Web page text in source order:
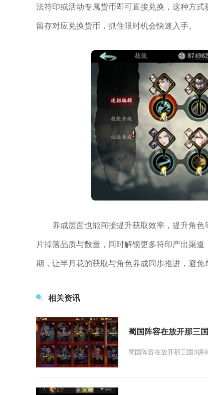
法符印或活动专属货币即可直接兑换，这种方
留存对应兑换货币，抓住限时机会快速入手。
养成层面也能间接提升获取效率，提升角
片掉落品质与数量，同时解锁更多符印产出渠
期，让半月花的获取与角色养成同步推进，避免
相关资讯
蜀国阵容在放开那三
蜀国阵容在放开那三国3拥